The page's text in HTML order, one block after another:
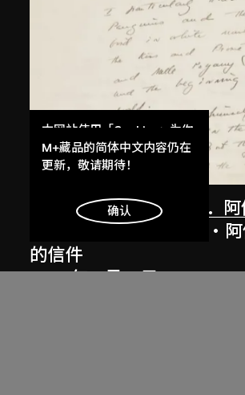
碧翠絲．伍德 、路易絲．
碧翠絲‧伍德致路易絲‧
的信件
本网站使用「Cookies」为你
提供最好的网站体验。
了解更多
明白
M+藏品的简体中文内容仍在
更新，敬请期待！
确认